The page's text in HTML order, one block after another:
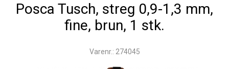
Posca Tusch, streg 0,9-1,3 mm,
fine, brun, 1 stk.
Varenr.: 274045